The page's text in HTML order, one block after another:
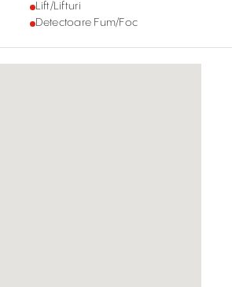
Lift/Lifturi
Detectoare Fum/Foc